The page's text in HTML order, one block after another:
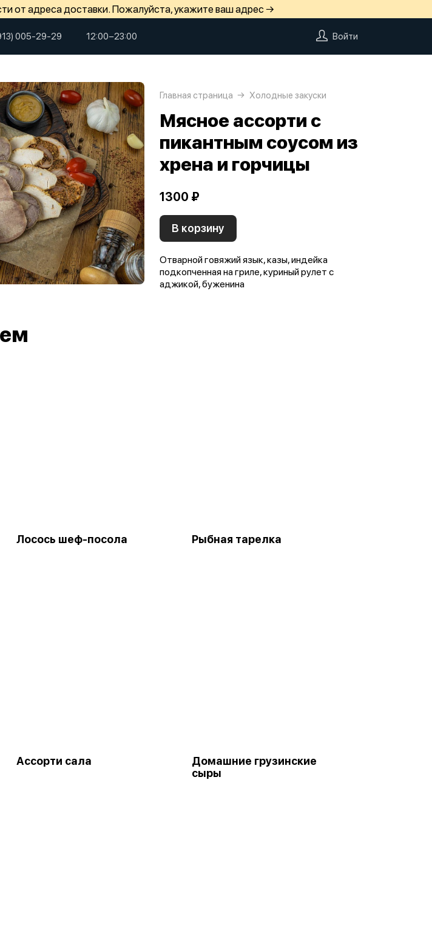
от адреса доставки. Пожалуйста, укажите ваш адрес →
005-29-29 12:00−23:00 Войти
Главная страница Холодные закуски
Мясное ассорти с
пикантным соусом из
хрена и горчицы
1300 ₽
В корзину
Отварной говяжий язык, казы, индейка
подкопченная на гриле, куриный рулет с
аджикой, буженина
Лосось шеф-посола Рыбная тарелка
Ассорти сала
Домашние грузинские
сыры